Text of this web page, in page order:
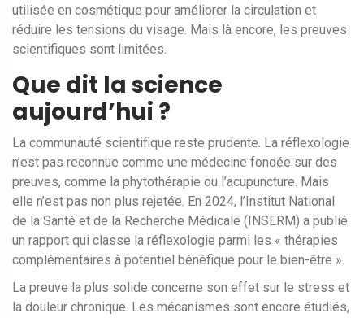
utilisée en cosmétique pour améliorer la circulation et
réduire les tensions du visage. Mais là encore, les preuves
scientifiques sont limitées.
Que dit la science
aujourd’hui ?
La communauté scientifique reste prudente. La réflexologie
n’est pas reconnue comme une médecine fondée sur des
preuves, comme la phytothérapie ou l’acupuncture. Mais
elle n’est pas non plus rejetée. En 2024, l’Institut National
de la Santé et de la Recherche Médicale (INSERM) a publié
un rapport qui classe la réflexologie parmi les « thérapies
complémentaires à potentiel bénéfique pour le bien-être ».
La preuve la plus solide concerne son effet sur le stress et
la douleur chronique. Les mécanismes sont encore étudiés,